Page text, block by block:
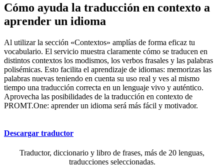
Cómo ayuda la traducción en contexto a
aprender un idioma
Al utilizar la sección «Contextos» amplías de forma eficaz tu
vocabulario. El servicio muestra claramente cómo se traducen en
distintos contextos los modismos, los verbos frasales y las palabras
polisémicas. Esto facilita el aprendizaje de idiomas: memorizas las
palabras nuevas teniendo en cuenta su uso real y ves al mismo
tiempo una traducción correcta en un lenguaje vivo y auténtico.
Aprovecha las posibilidades de la traducción en contexto de
PROMT.One: aprender un idioma será más fácil y motivador.
Descargar traductor
Traductor, diccionario y libro de frases, más de 20 lenguas,
traducciones seleccionadas.